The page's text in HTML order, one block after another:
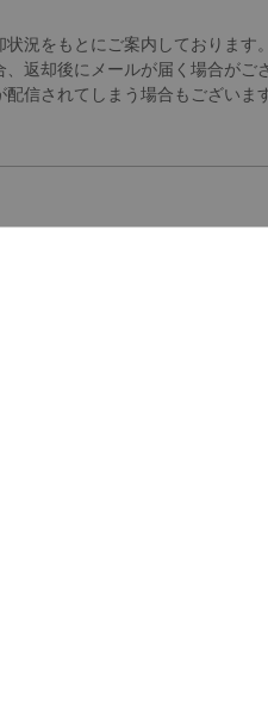
況をもとにご案内しております。
返却後にメールが届く場合がご
信されてしまう場合もございま